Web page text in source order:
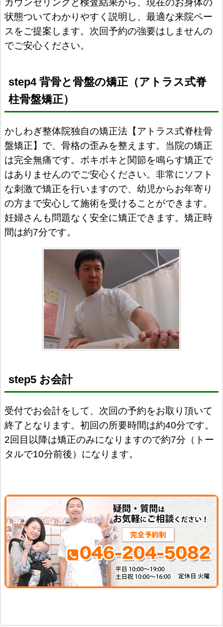
状態ついてわかりやすく説明し、最適な来院ペー
スをご提案します。次回予約の強要はしませんの
でご安心ください。
step4 背骨と骨盤の矯正（アトラス式脊
柱骨盤矯正）
かしわぎ整体院独自の矯正法【アトラス式脊柱骨
盤矯正】で、骨格の歪みを整えます。当院の矯正
は完全無痛です。ボキボキと関節を鳴らす矯正で
はありませんのでご安心ください。非常にソフト
な刺激で矯正を行いますので、幼児からお年寄り
の方まで安心して施術を受けることができます。
妊婦さんも問題なく安全に矯正できます。矯正時
間は約7分です。
step5 お会計
受付でお会計をして、次回の予約をお取り頂いて
終了となります。初回の所要時間は約40分です。
2回目以降は矯正のみになりますので約7分（トー
タルで10分前後）になります。